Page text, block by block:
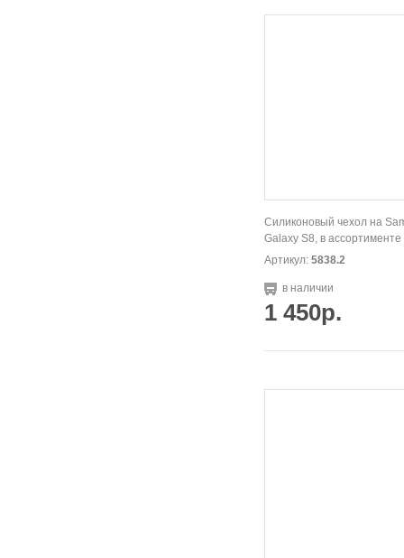
Силиконовый чехол на
Galaxy S8, в ассортименте
Артикул: 5838.2
в наличии
1 450р.